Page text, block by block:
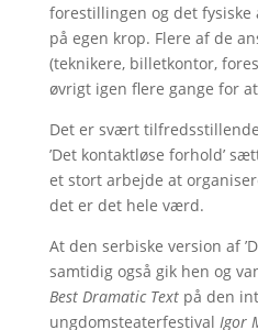
forestillingen og det
på egen krop. Flere af de
(teknikere, billetkontor,
øvrigt igen flere gange for
Det er svært
’Det kontaktløse forhold’
et stort arbejde at
det er det hele værd.
At den serbiske version af
samtidig også gik hen og
Best Dramatic Text på den
ungdomsteaterfestival Igor